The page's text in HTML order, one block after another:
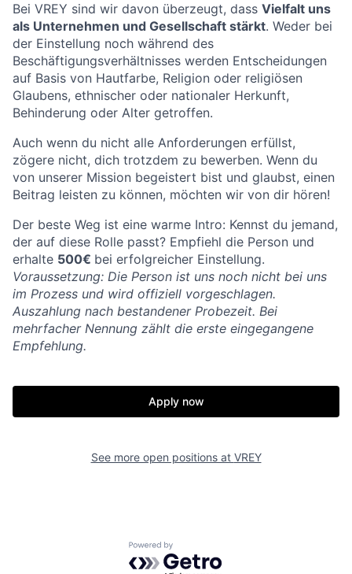
Bei VREY sind wir davon überzeugt, dass Vielfalt uns
als Unternehmen und Gesellschaft stärkt. Weder bei
der Einstellung noch während des
Beschäftigungsverhältnisses werden Entscheidungen
auf Basis von Hautfarbe, Religion oder religiösen
Glaubens, ethnischer oder nationaler Herkunft,
Behinderung oder Alter getroffen.
Auch wenn du nicht alle Anforderungen erfüllst,
zögere nicht, dich trotzdem zu bewerben. Wenn du
von unserer Mission begeistert bist und glaubst, einen
Beitrag leisten zu können, möchten wir von dir hören!
Der beste Weg ist eine warme Intro: Kennst du jemand,
der auf diese Rolle passt? Empfiehl die Person und
erhalte 500€ bei erfolgreicher Einstellung.
Voraussetzung: Die Person ist uns noch nicht bei uns
im Prozess und wird offiziell vorgeschlagen.
Auszahlung nach bestandener Probezeit. Bei
mehrfacher Nennung zählt die erste eingegangene
Empfehlung.
Apply now
See more open positions at VREY
Powered by Getro.com